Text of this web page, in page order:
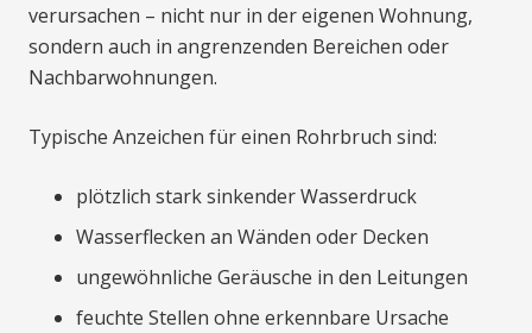
verursachen – nicht nur in der eigenen Wohnung,
sondern auch in angrenzenden Bereichen oder
Nachbarwohnungen.
Typische Anzeichen für einen Rohrbruch sind:
plötzlich stark sinkender Wasserdruck
Wasserflecken an Wänden oder Decken
ungewöhnliche Geräusche in den Leitungen
feuchte Stellen ohne erkennbare Ursache